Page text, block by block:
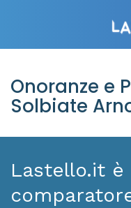
Onoranze e
Solbiate
Lastello.it